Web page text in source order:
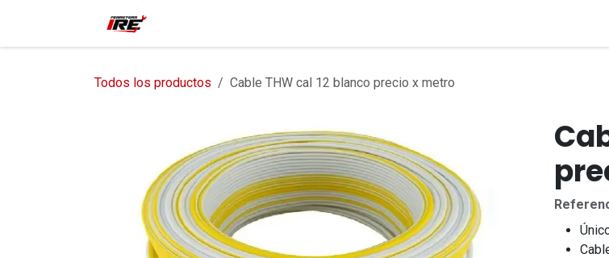
Todos los productos Cable THW cal 12 blanco precio x metro